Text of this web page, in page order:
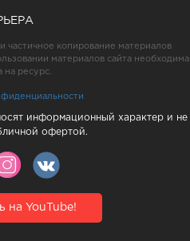
копирование материалов
материалов сайта необходима
на ресурс.
информационный характер и не
офертой.
на YouTube!